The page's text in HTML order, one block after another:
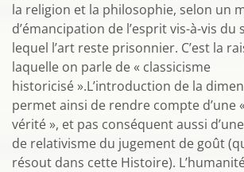
la religion et la philosophie, selon un
d’émancipation de l’esprit vis-à-vis du
lequel l’art reste prisonnier. C’est la
laquelle on parle de « classicisme
historicisé ».L’introduction de la
permet ainsi de rendre compte d’une
vérité », et pas conséquent aussi
de relativisme du jugement de goût
résout dans cette Histoire).